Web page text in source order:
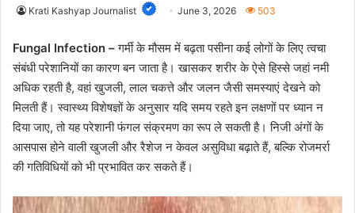
Krati Kashyap Journalist June 3, 2026 503
Fungal Infection –गर्मी के मौसम में बढ़ता पसीना कई लोगों के लिए त्वचा
संबंधी परेशानियों का कारण बन जाता है। खासकर शरीर के ऐसे हिस्से जहां नमी
अधिक रहती है, वहां खुजली, लाल चकत्ते और जलन जैसी समस्याएं देखने को
मिलती हैं। स्वास्थ्य विशेषज्ञों के अनुसार यदि समय रहते इन लक्षणों पर ध्यान न
दिया जाए, तो यह परेशानी फंगल संक्रमण का रूप ले सकती है। निजी अंगों के
आसपास होने वाली खुजली और रैशेज न केवल असुविधा बढ़ाते हैं, बल्कि रोजमर्रा
की गतिविधियों को भी प्रभावित कर सकते हैं।